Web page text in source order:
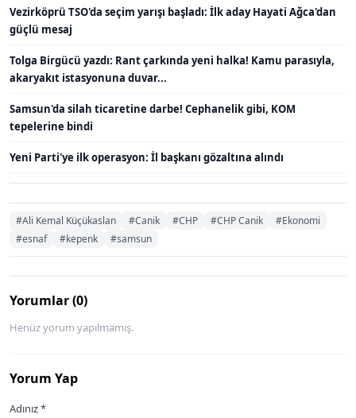
Vezirköprü TSO'da seçim yarışı başladı: İlk aday Hayati Ağca'dan
güçlü mesaj
Tolga Birgücü yazdı: Rant çarkında yeni halka! Kamu parasıyla,
akaryakıt istasyonuna duvar...
Samsun'da silah ticaretine darbe! Cephanelik gibi, KOM
tepelerine bindi
Yeni Parti'ye ilk operasyon: İl başkanı gözaltına alındı
#Ali Kemal Küçükaslan #Canik #CHP #CHP Canik
#Ekonomi
#esnaf
#kepenk #samsun
Yorumlar (0)
Henüz yorum yapılmamış.
Yorum Yap
Adınız *